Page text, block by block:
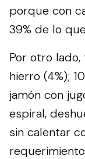
porque con
39% de lo
Por otro
hierro (4%);
jamón con
espiral,
sin calentar